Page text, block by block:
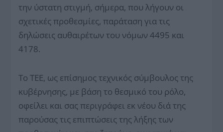
την ύστατη στιγμή, σήμερα, που λήγουν οι
σχετικές προθεσμίες, παράταση για τις
δηλώσεις αυθαιρέτων του νόμων 4495 και
4178.
Το ΤΕΕ, ως επίσημος τεχνικός σύμβουλος της
κυβέρνησης, με βάση το θεσμικό του ρόλο,
οφείλει και σας περιγράφει εκ νέου διά της
παρούσας τις επιπτώσεις της λήξης των